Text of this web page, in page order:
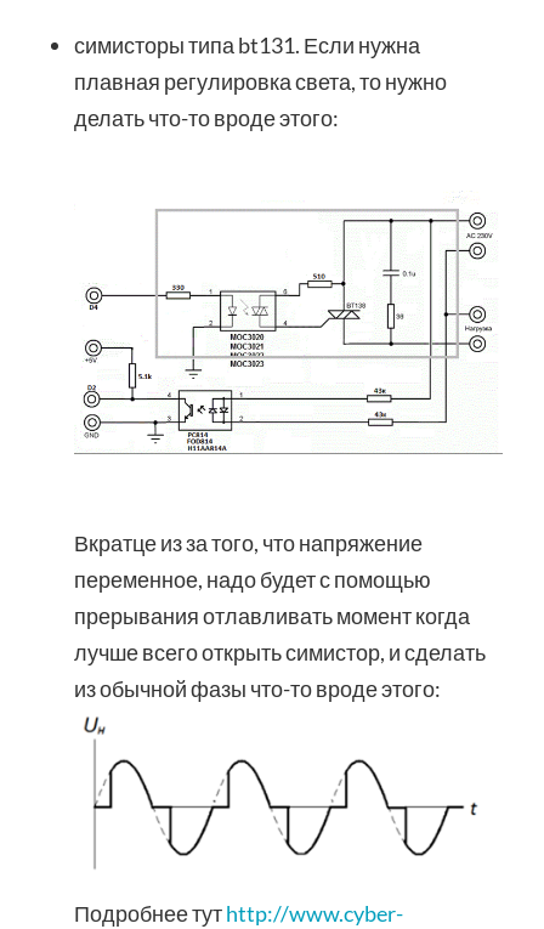
симисторы типа bt131. Если нужна
плавная регулировка света, то нужно
делать что-то вроде этого:
Вкратце из за того, что напряжение
переменное, надо будет с помощью
прерывания отлавливать момент когда
лучше всего открыть симистор, и сделать
из обычной фазы что-то вроде этого:
Подробнее тутhttp://www.cyber-